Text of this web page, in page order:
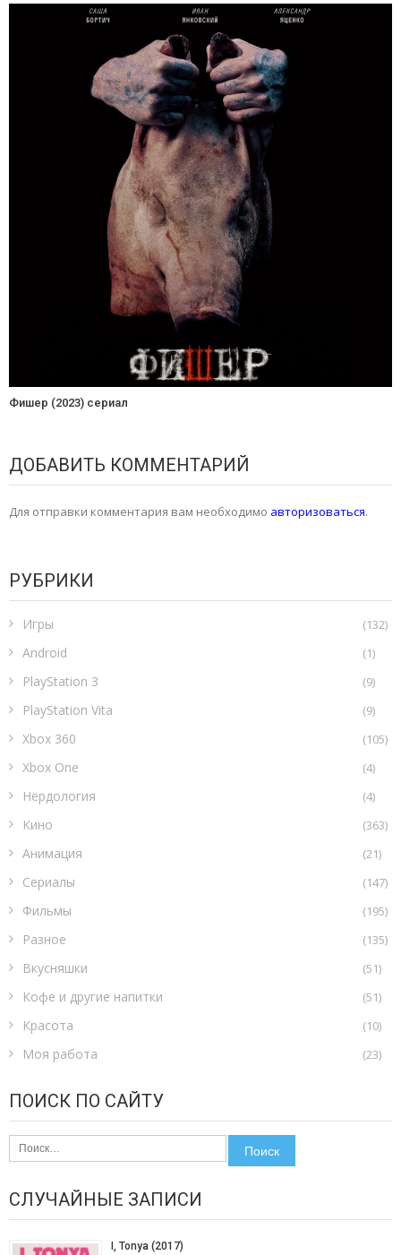
Фишер (2023) сериал
ДОБАВИТЬ КОММЕНТАРИЙ
Для отправки комментария вам необходимо авторизоваться.
РУБРИКИ
Игры (132)
Android (1)
PlayStation 3 (9)
PlayStation Vita (9)
Xbox 360 (105)
Xbox One (4)
Нёрдология (4)
Кино (363)
Анимация (21)
Сериалы (147)
Фильмы (195)
Разное (135)
Вкусняшки (51)
Кофе и другие напитки (51)
Красота (10)
Моя работа (23)
ПОИСК ПО САЙТУ
Найти:
СЛУЧАЙНЫЕ ЗАПИСИ
I, Tonya (2017)